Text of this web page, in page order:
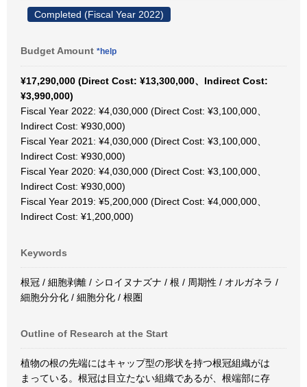
Completed (Fiscal Year 2022)
Budget Amount *help
¥17,290,000 (Direct Cost: ¥13,300,000、Indirect Cost:
¥3,990,000)
Fiscal Year 2022: ¥4,030,000 (Direct Cost: ¥3,100,000、
Indirect Cost: ¥930,000)
Fiscal Year 2021: ¥4,030,000 (Direct Cost: ¥3,100,000、
Indirect Cost: ¥930,000)
Fiscal Year 2020: ¥4,030,000 (Direct Cost: ¥3,100,000、
Indirect Cost: ¥930,000)
Fiscal Year 2019: ¥5,200,000 (Direct Cost: ¥4,000,000、
Indirect Cost: ¥1,200,000)
Keywords
根冠 / 細胞剥離 / シロイヌナズナ / 根 / 周期性 / オルガネラ /
細胞分分化 / 細胞分化 / 根圏
Outline of Research at the Start
植物の根の先端にはキャップ型の形状を持つ根冠組織がは
まっている。根冠は目立たない組織であるが、根端部に存